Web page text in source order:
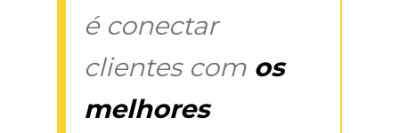
é conectar
clientes com os
melhores